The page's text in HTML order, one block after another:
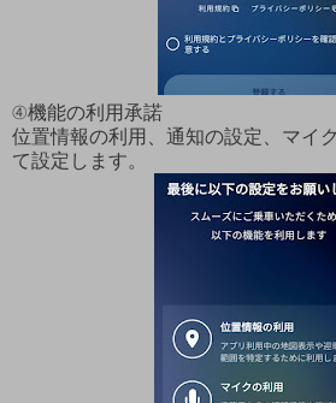
④機能の利用承諾
位置情報の利用、通知の設定、マイ
て設定します。